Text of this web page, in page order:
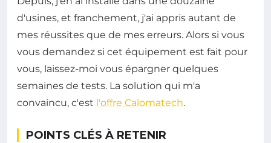
d'usines, et franchement, j'ai appris autant de
mes réussites que de mes erreurs. Alors si vous
vous demandez si cet équipement est fait pour
vous, laissez-moi vous épargner quelques
semaines de tests. La solution qui m'a
convaincu, c'est l'offre Calomatech.
POINTS CLÉS À RETENIR